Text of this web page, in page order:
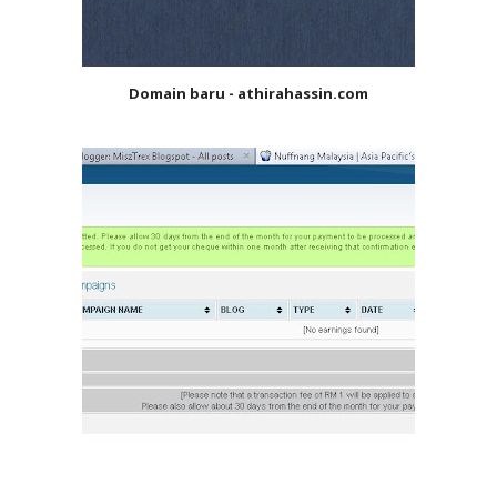
Domain baru - athirahassin.com